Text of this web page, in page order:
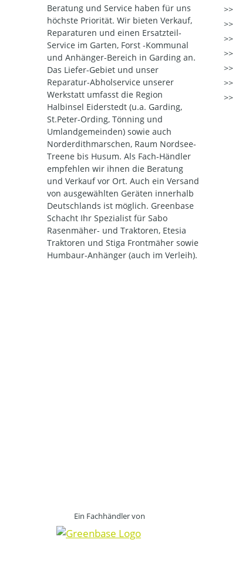
Beratung und Service haben für uns
höchste Priorität. Wir bieten Verkauf,
Reparaturen und einen Ersatzteil-
Service im Garten, Forst -Kommunal
und Anhänger-Bereich in Garding an.
Das Liefer-Gebiet und unser
Reparatur-Abholservice unserer
Werkstatt umfasst die Region
Halbinsel Eiderstedt (u.a. Garding,
St.Peter-Ording, Tönning und
Umlandgemeinden) sowie auch
Norderdithmarschen, Raum Nordsee-
Treene bis Husum. Als Fach-Händler
empfehlen wir ihnen die Beratung
und Verkauf vor Ort. Auch ein Versand
von ausgewählten Geräten innerhalb
Deutschlands ist möglich. Greenbase
Schacht Ihr Spezialist für Sabo
Rasenmäher- und Traktoren, Etesia
Traktoren und Stiga Frontmäher sowie
Humbaur-Anhänger (auch im Verleih).
Ein Fachhändler von